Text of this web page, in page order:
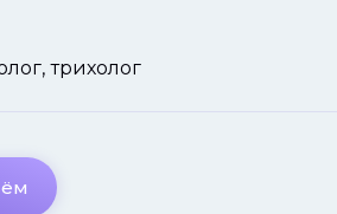
трихолог